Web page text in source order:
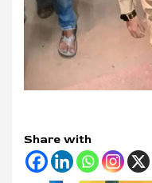
Share with